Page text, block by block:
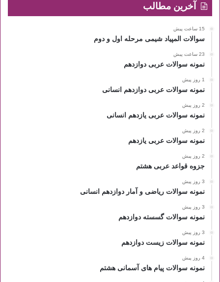
آخرین مطالب
15 ساعت پیش
سوالات المپیاد شیمی مرحله اول و دوم
23 ساعت پیش
نمونه سوالات عربی دوازدهم
1 روز پیش
نمونه سوالات عربی دوازدهم انسانی
2 روز پیش
نمونه سوالات عربی یازدهم انسانی
2 روز پیش
نمونه سوالات عربی یازدهم
2 روز پیش
جزوه قواعد عربی هشتم
3 روز پیش
نمونه سوالات ریاضی و آمار دوازدهم انسانی
3 روز پیش
نمونه سوالات گسسته دوازدهم
3 روز پیش
نمونه سوالات زیست دوازدهم
4 روز پیش
نمونه سوالات پیام های آسمانی هشتم